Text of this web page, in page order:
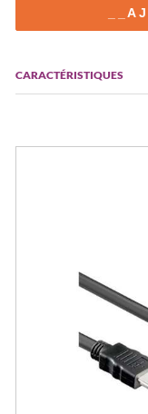
CARACTÉRISTIQUES